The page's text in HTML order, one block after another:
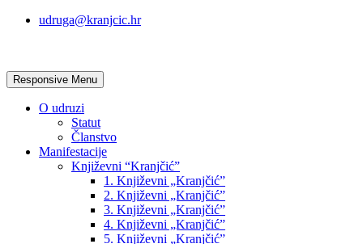
udruga@kranjcic.hr
Responsive Menu
O udruzi
Statut
Članstvo
Manifestacije
Književni “Kranjčić”
1. Književni „Kranjčić”
2. Književni „Kranjčić”
3. Književni „Kranjčić”
4. Književni „Kranjčić”
5. Književni „Kranjčić”